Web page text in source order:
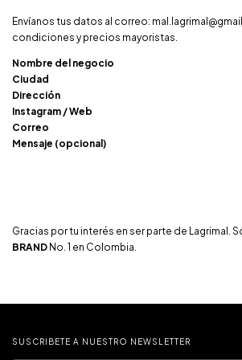
Envíanos tus datos al correo:
condiciones y precios mayoristas.
Nombre del negocio
Ciudad
Dirección
Instagram / Web
Correo
Mensaje (opcional)
Gracias por tu interés en ser parte de Lagrimal.
BRAND No. 1 en Colombia.
SUSCRIBETE A NUESTRO NEWSLETTER